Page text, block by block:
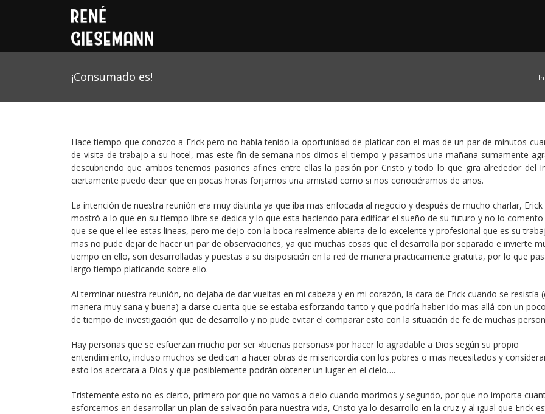
¡Consumado es!
Hace tiempo que conozco a Erick pero no había tenido la oportunidad de platicar con el mas de un par de minutos
de visita de trabajo a su hotel, mas este fin de semana nos dimos el tiempo y pasamos una mañana sumamente
descubriendo que ambos tenemos pasiones afines entre ellas la pasión por Cristo y todo lo que gira alrededor del
ciertamente puedo decir que en pocas horas forjamos una amistad como si nos conociéramos de años.
La intención de nuestra reunión era muy distinta ya que iba mas enfocada al negocio y después de mucho charlar, Erick
mostró a lo que en su tiempo libre se dedica y lo que esta haciendo para edificar el sueño de su futuro y no lo
que se que el lee estas lineas, pero me dejo con la boca realmente abierta de lo excelente y profesional que es su
mas no pude dejar de hacer un par de observaciones, ya que muchas cosas que el desarrolla por separado e invierte
tiempo en ello, son desarrolladas y puestas a su disiposición en la red de manera practicamente gratuita, por lo que
largo tiempo platicando sobre ello.
Al terminar nuestra reunión, no dejaba de dar vueltas en mi cabeza y en mi corazón, la cara de Erick cuando se resistía
manera muy sana y buena) a darse cuenta que se estaba esforzando tanto y que podría haber ido mas allá con un
de tiempo de investigación que de desarrollo y no pude evitar el comparar esto con la situación de fe de muchas
Hay personas que se esfuerzan mucho por ser «buenas personas» por hacer lo agradable a Dios según su propio
entendimiento, incluso muchos se dedican a hacer obras de misericordia con los pobres o mas necesitados y
esto los acercara a Dios y que posiblemente podrán obtener un lugar en el cielo….
Tristemente esto no es cierto, primero por que no vamos a cielo cuando morimos y segundo, por que no importa
esforcemos en desarrollar un plan de salvación para nuestra vida, Cristo ya lo desarrollo en la cruz y al igual que Erick